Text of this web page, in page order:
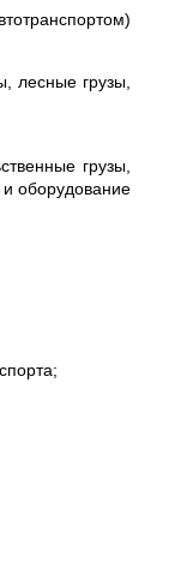
лесные грузы,
грузы,
оборудование